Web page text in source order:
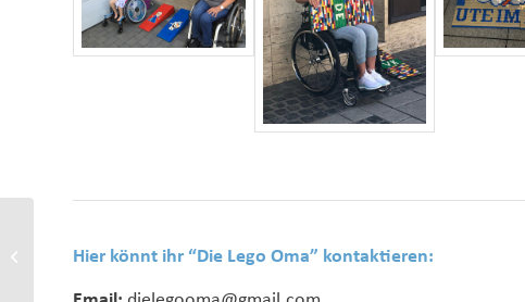
Hier könnt ihr “Die Lego Oma” kontaktieren:
Kaufhof Immobilie-Bürger